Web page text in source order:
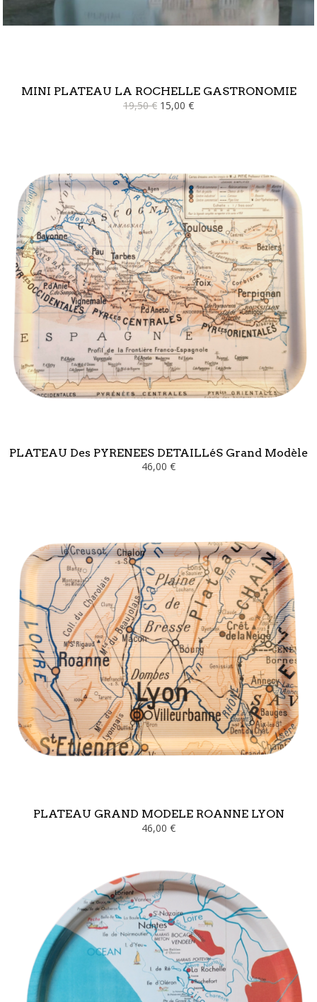
MINI PLATEAU LA ROCHELLE GASTRONOMIE
19,50 € 15,00 €
PLATEAU Des PYRENEES DETAILLéS Grand Modèle
46,00 €
PLATEAU GRAND MODELE ROANNE LYON
46,00 €